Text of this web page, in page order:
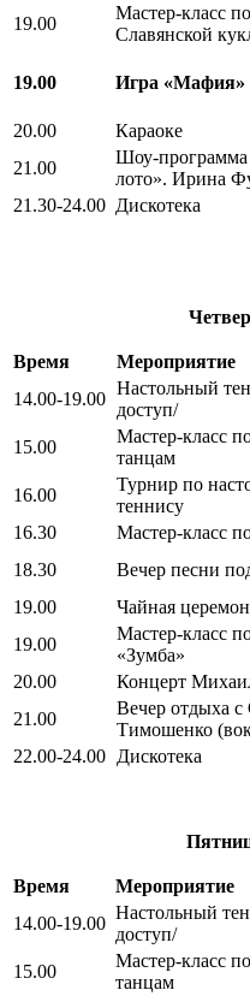
19.00
Мастер-класс
Славянской
19.00 Игра «Мафия»
20.00
Караоке
21.00
Шоу-программа
лото». Ирина
21.30-24.00 Дискотека
Время Мероприятие
14.00-19.00
Настольный
доступ/
15.00
Мастер-класс
танцам
16.00
Турнир по
теннису
16.30
Мастер-класс
18.30
Вечер песни
19.00
Чайная
19.00
Мастер-класс
«Зумба»
20.00
Концерт
21.00
Вечер отдыха с
Тимошенко
22.00-24.00 Дискотека
Время Мероприятие
14.00-19.00
Настольный
доступ/
15.00
Мастер-класс
танцам